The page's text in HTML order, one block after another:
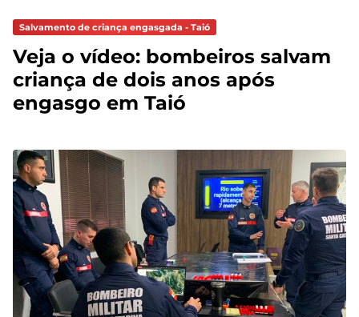
Salvamento de criança engasgada - Taió
Veja o vídeo: bombeiros salvam
criança de dois anos após
engasgo em Taió